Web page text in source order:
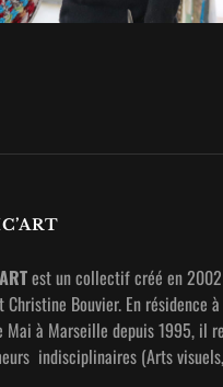
est un collectif créé en
Christine Bouvier. En résidence
Mai à Marseille depuis 1995, il
indisciplinaires (Arts